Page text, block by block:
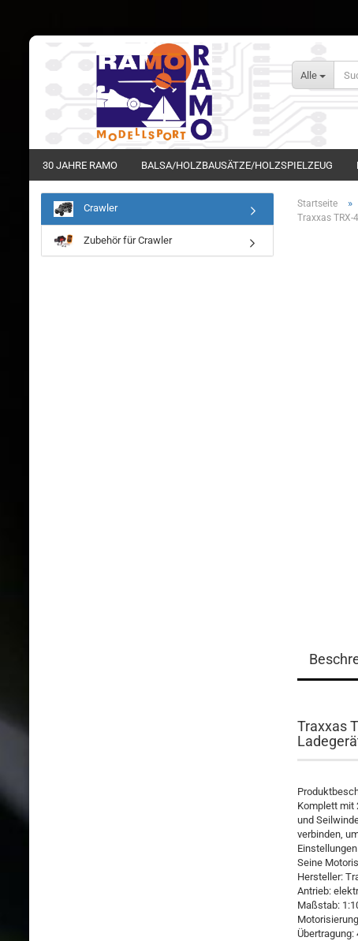
Alle
30 JAHRE RAMO BALSA/HOLZBAUSÄTZE/HOLZSPIELZEUG
Startseite »
Traxxas TRX-
Traxxas
Komplett mit
und
verbinden,
Seine
Hersteller:
Antrieb:
Maßstab:
Übertragung:
Crawler
Zubehör für Crawler